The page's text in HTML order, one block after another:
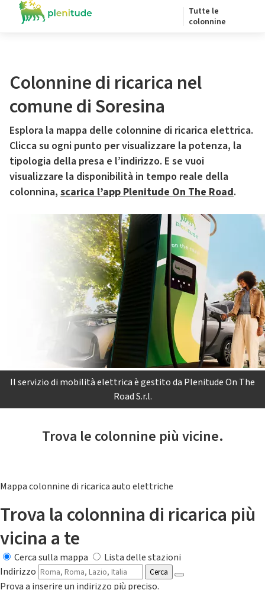
Tutte le
colonnine
Colonnine di ricarica nel
comune di Soresina
Esplora la mappa delle colonnine di ricarica elettrica.
Clicca su ogni punto per visualizzare la potenza, la
tipologia della presa e l’indirizzo. E se vuoi
visualizzare la disponibilità in tempo reale della
colonnina, scarica l’app Plenitude On The Road.
Il servizio di mobilità elettrica è gestito da Plenitude On The
Road S.r.l.
Trova le colonnine più vicine.
Mappa colonnine di ricarica auto elettriche
Trova la colonnina di ricarica più
vicina a te
Cerca sulla mappa
Lista delle stazioni
Indirizzo
Cerca
Prova a inserire un indirizzo più preciso.